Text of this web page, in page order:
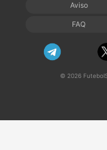
Aviso
FAQ
© 2026